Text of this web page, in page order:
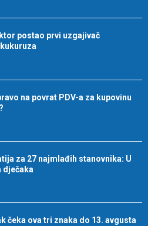
postao prvi uzgajivač
na povrat PDV-a za kupovinu
za 27 najmlađih stanovnika: U
dječaka
čeka ova tri znaka do 13. avgusta